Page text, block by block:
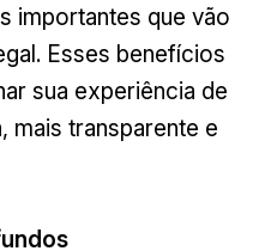
importantes que vão
Esses benefícios
sua experiência de
mais transparente e